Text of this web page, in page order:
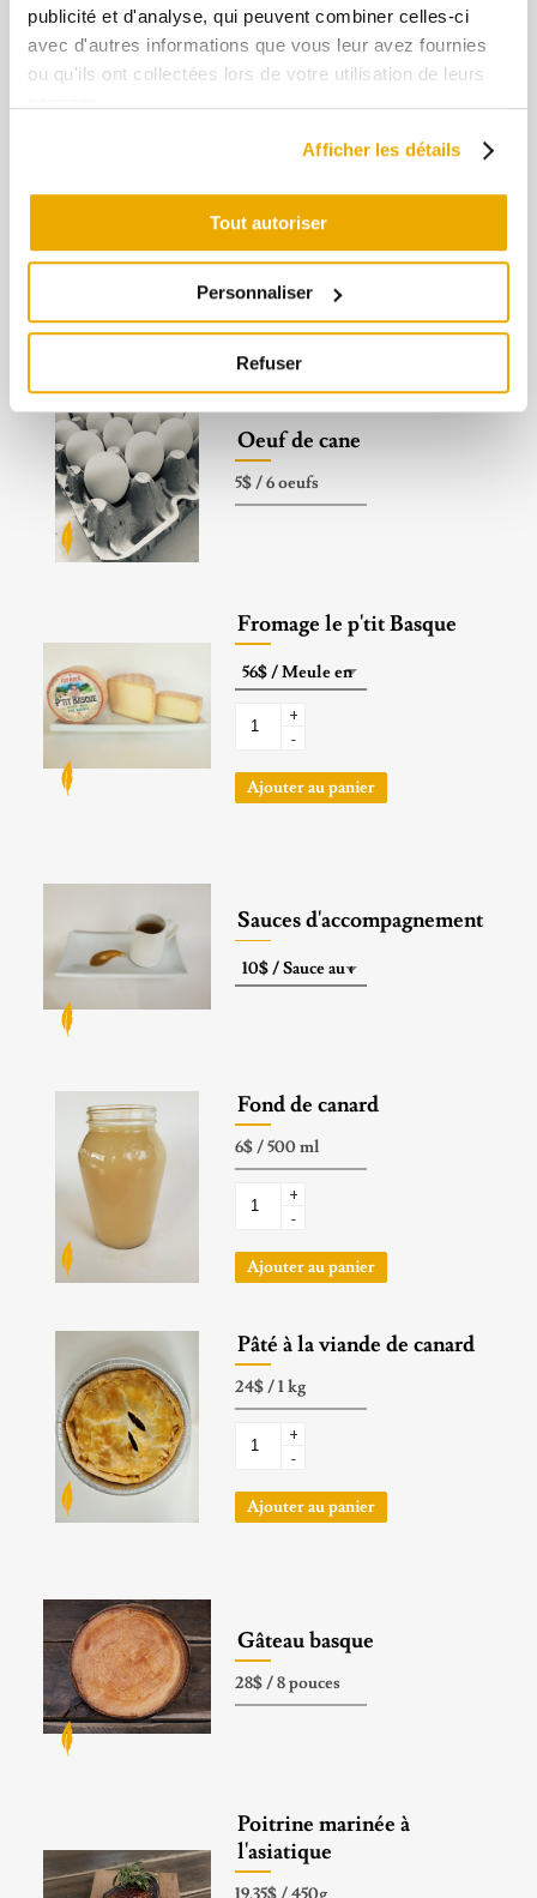
publicité et d'analyse, qui peuvent combiner celles-ci
avec d'autres informations que vous leur avez fournies
ou qu'ils ont collectées lors de votre utilisation de leurs
Afficher les détails
Tout autoriser
Personnaliser
Refuser
Sac isotherme de la Ferme
Basque
+
-
Ajouter au panier
Oeuf de cane
Fromage le p'tit Basque
+
-
Ajouter au panier
Sauces d'accompagnement
Fond de canard
+
-
Ajouter au panier
Pâté à la viande de canard
+
-
Ajouter au panier
Gâteau basque
Poitrine marinée à
l'asiatique